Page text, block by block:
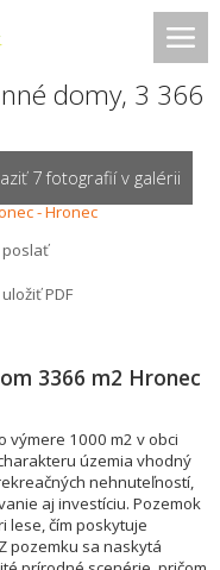
domy, 3 366
7 fotografií v galérii
poslať
uložiť PDF
3366 m2 Hronec
výmere 1000 m2 v obci
územia vhodný
nehnuteľností,
aj investíciu. Pozemok
lese, čím poskytuje
pozemku sa naskytá